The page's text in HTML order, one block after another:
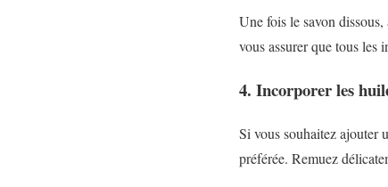
Une fois le savon
vous assurer que tous les
4. Incorporer les
Si vous souhaitez ajouter
préférée. Remuez